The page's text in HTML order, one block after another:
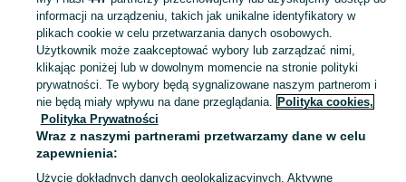
KATEGORIA
Skorzystaj z największego serwisu ogłoszeniowego - Wiatrak i okolice! Kupuj to, czego pragniesz i sprzedawaj to, czego już nie potrzebujesz! Zobacz
Mapa kategorii
Mapa miejscowości
Mapa ministron
informacji na urządzeniu, takich jak unikalne identyfikatory w
plikach cookie w celu przetwarzania danych osobowych.
Użytkownik może zaakceptować wybory lub zarządzać nimi,
klikając poniżej lub w dowolnym momencie na stronie polityki
prywatności. Te wybory będą sygnalizowane naszym partnerom i
nie będą miały wpływu na dane przeglądania. Polityka cookies,
Polityka Prywatności
Wraz z naszymi partnerami przetwarzamy dane w celu
zapewnienia:
Użycie dokładnych danych geolokalizacyjnych. Aktywne